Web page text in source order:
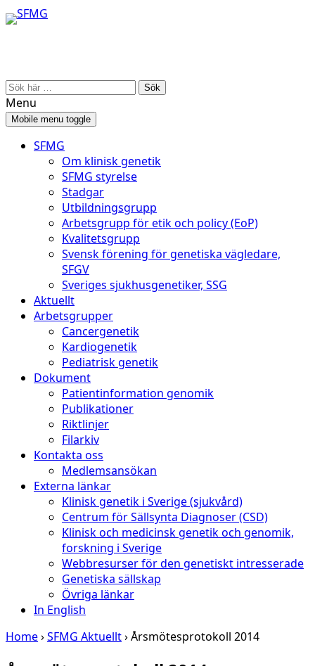
Skip
to
Skip
to
Search
for:
Menu
Mobile menu toggle
SFMG
Om klinisk genetik
SFMG styrelse
Stadgar
Utbildningsgrupp
Arbetsgrupp för etik och policy (EoP)
Kvalitetsgrupp
Svensk förening för genetiska vägledare,
SFGV
Sveriges sjukhusgenetiker, SSG
Aktuellt
Arbetsgrupper
Cancergenetik
Kardiogenetik
Pediatrisk genetik
Dokument
Patientinformation genomik
Publikationer
Riktlinjer
Filarkiv
Kontakta oss
Medlemsansökan
Externa länkar
Klinisk genetik i Sverige (sjukvård)
Centrum för Sällsynta Diagnoser (CSD)
Klinisk och medicinsk genetik och genomik,
forskning i Sverige
Webbresurser för den genetiskt intresserade
Genetiska sällskap
Övriga länkar
In English
Home›SFMG Aktuellt›Årsmötesprotokoll 2014